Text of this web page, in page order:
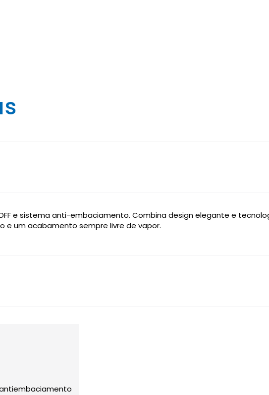
e sistema anti-embaciamento. Combina design elegante e
e um acabamento sempre livre de vapor.